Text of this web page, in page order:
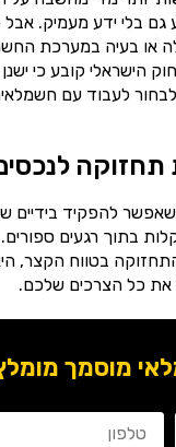
בלי ידע מעמיק.
או בעיה במערכת
הישראלי קובע כי
לעבוד עם
להפקיד
בתוך רגעים ספורים.
בטווח הקצר,
כל הצרכים שלכם.
מוסמך